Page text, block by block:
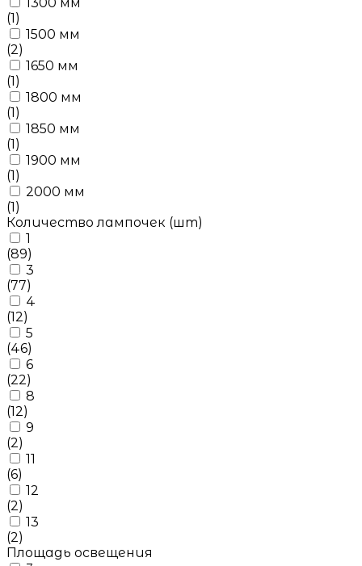
(1)
1500 мм
(2)
1650 мм
(1)
1800 мм
(1)
1850 мм
(1)
1900 мм
(1)
2000 мм
(1)
Количество лампочек (шт)
1
(89)
3
(77)
4
(12)
5
(46)
6
(22)
8
(12)
9
(2)
11
(6)
12
(2)
13
(2)
Площадь освещения